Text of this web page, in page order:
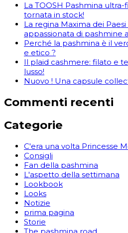
La TOOSH Pashmina
tornata in stock!
La regina Maxima dei
appassionata di pashmine
Perché la pashmina è il
e etico ?
Il plaid cashmere: filato e
lusso!
Nuovo ! Una capsule
Commenti recenti
Categorie
C'era una volta Princesse
Consigli
Fan della pashmina
L'aspetto della settimana
Lookbook
Looks
Notizie
prima pagina
Storie